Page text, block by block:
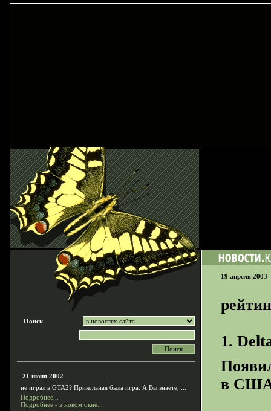
Поиск
21 июня 2002
не играл в GTA2? Прикольная была игра. А Вы знаете, ...
Подробнее...
Подробнее - в новом окне...
19 апреля 2003
1.
в